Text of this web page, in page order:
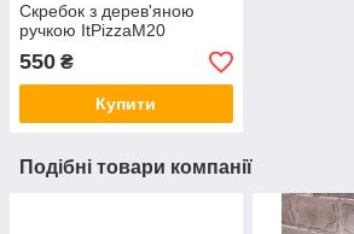
Скребок з дерев'яною
ручкою ItPizzaM20
550 ₴
Купити
Подібні товари компанії